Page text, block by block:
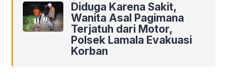
Diduga Karena Sakit,
Wanita Asal Pagimana
Terjatuh dari Motor,
Polsek Lamala Evakuasi
Korban